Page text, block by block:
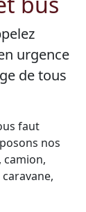
urgence
de tous
faut
nos
camion,